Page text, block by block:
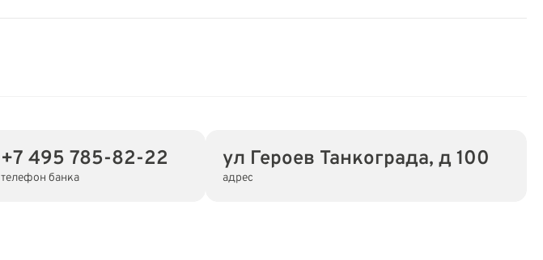
+7 495 785-82-22
телефон банка
ул Героев Танкограда, д 100
адрес